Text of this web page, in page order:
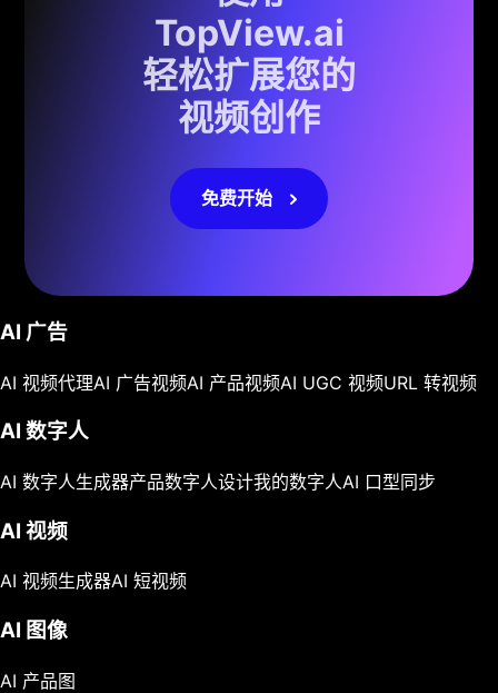
TopView.ai
轻松扩展您的
视频创作
免费开始
AI 广告
AI 视频代理AI 广告视频AI 产品视频AI UGC 视频URL 转视频
AI 数字人
AI 数字人生成器产品数字人设计我的数字人AI 口型同步
AI 视频
AI 视频生成器AI 短视频
AI 图像
AI 产品图